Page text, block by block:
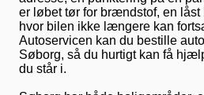
er løbet tør for brændstof, en låst
hvor bilen ikke længere kan
Autoservicen kan du bestille
Søborg, så du hurtigt kan få
du står i.